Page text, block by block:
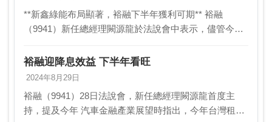
**新鑫綠能布局顯著，裕融下半年獲利可期** 裕融
（9941）新任總經理闕源龍於法說會中表示，儘管今年
年首度突破3,000億元大關。 闕源龍指出，…
裕融迎降息效益 下半年看旺
2024年8月29日
裕融（9941）28日法說會，新任總經理闕源龍首度主
持，提及今年 汽車金融產業展望時指出，今年台灣租賃